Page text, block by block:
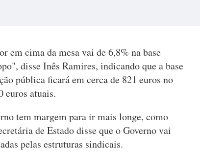
em cima da mesa vai de 6,8% na base
disse Inês Ramires, indicando que a base
pública ficará em cerca de 821 euros no
euros atuais.
tem margem para ir mais longe, como
de Estado disse que o Governo vai
pelas estruturas sindicais.